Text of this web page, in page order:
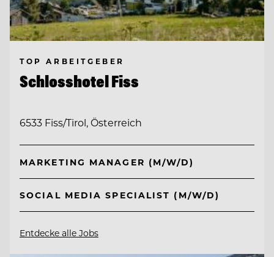
TOP ARBEITGEBER
Schlosshotel Fiss
6533 Fiss/Tirol, Österreich
MARKETING MANAGER (M/W/D)
SOCIAL MEDIA SPECIALIST (M/W/D)
Entdecke alle Jobs